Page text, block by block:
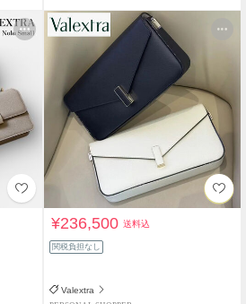
¥236,500送料込
関税負担なし
Valextra